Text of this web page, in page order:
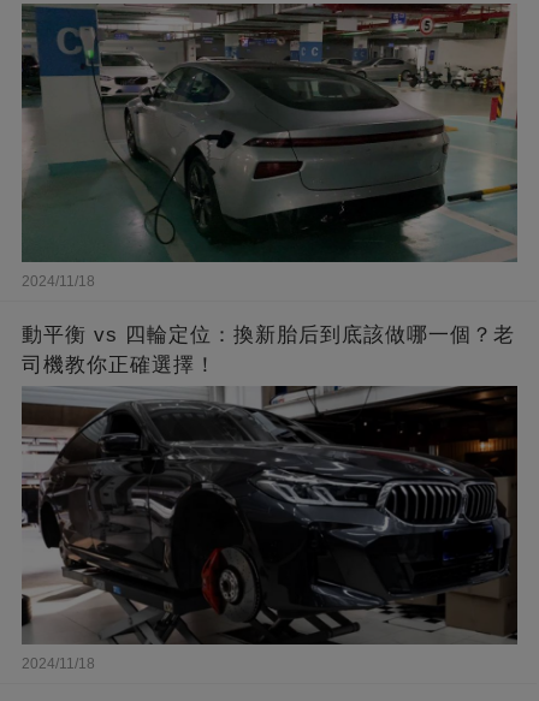
2024/11/18
動平衡 vs 四輪定位：換新胎后到底該做哪一個？老
司機教你正確選擇！
2024/11/18